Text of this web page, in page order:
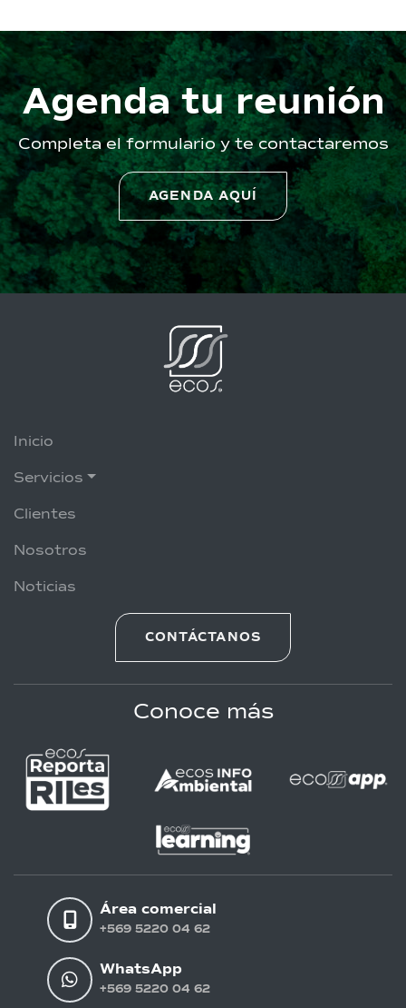
Agenda tu reunión
Completa el formulario y te contactaremos
AGENDA AQUÍ
Inicio
Servicios
Clientes
Nosotros
Noticias
CONTÁCTANOS
Conoce más
Área comercial
+569 5220 04 62
WhatsApp
+569 5220 04 62